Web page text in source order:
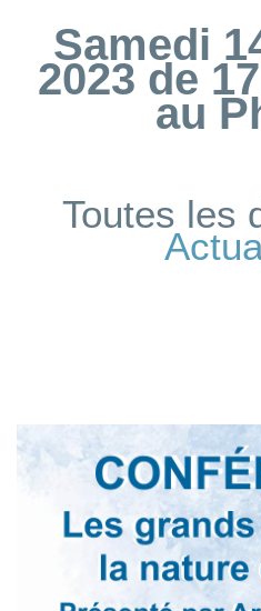
Samedi
2023 de
au
Toutes les